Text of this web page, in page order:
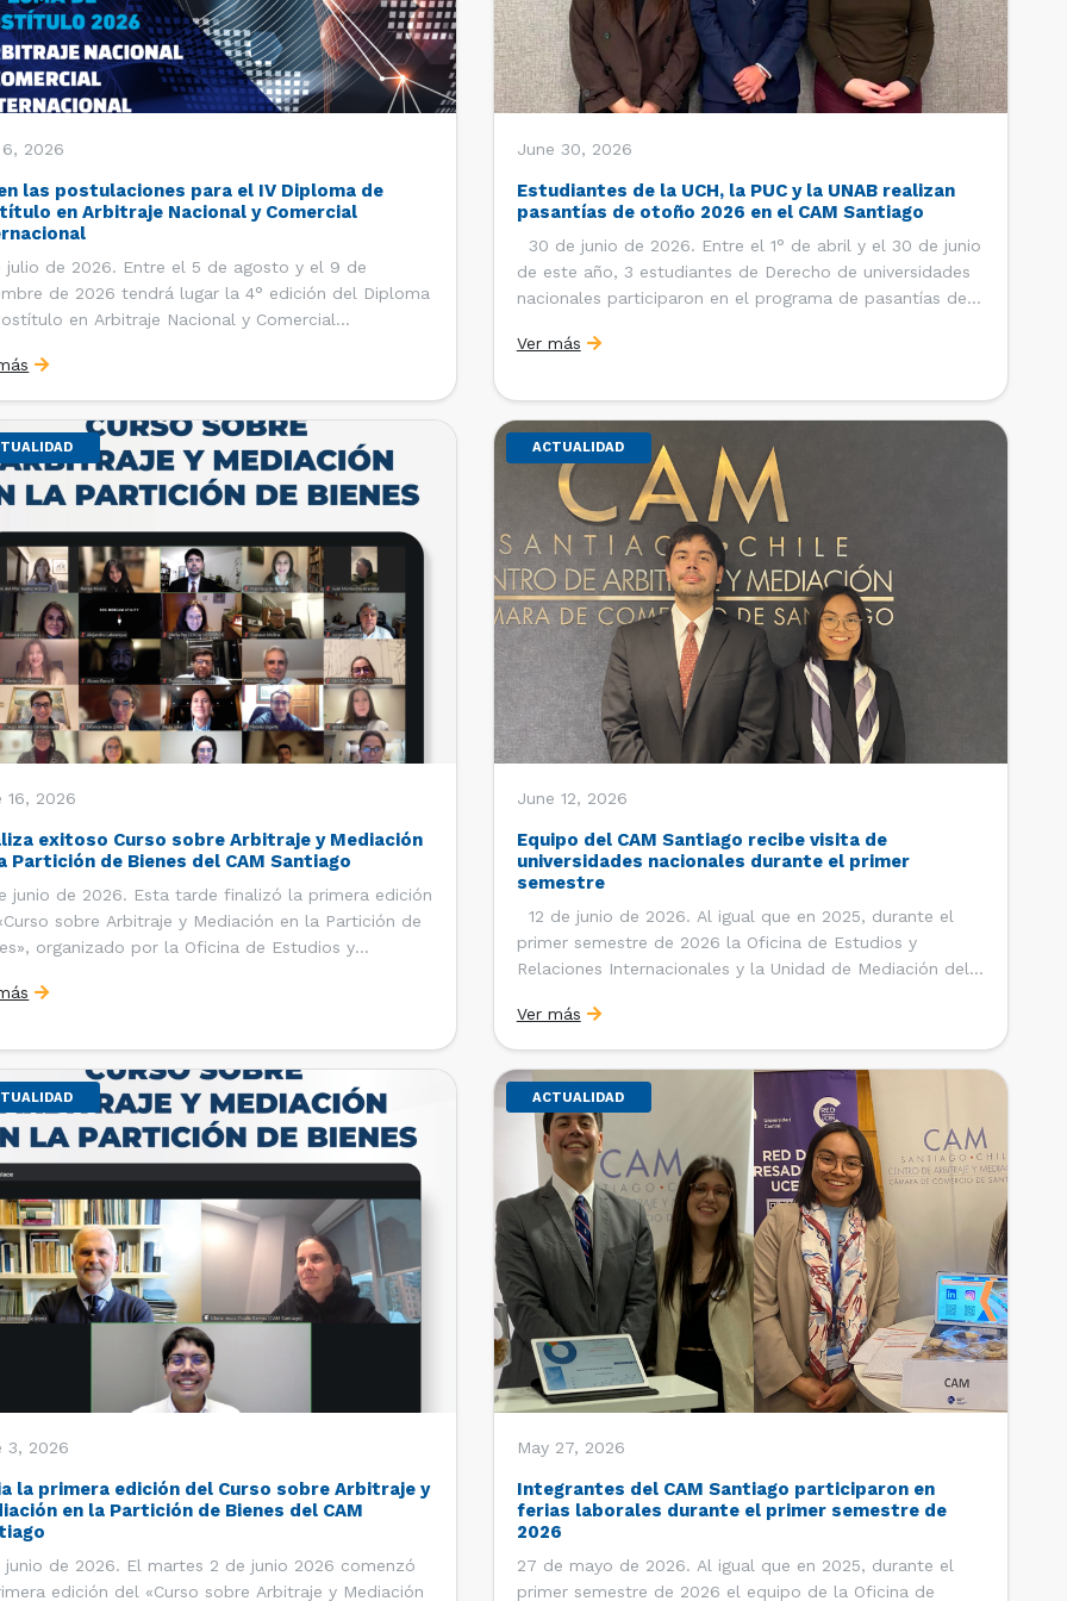
2026
las postulaciones para el IV Diploma de
en Arbitraje Nacional y Comercial
julio de 2026. Entre el 5 de agosto y el 9 de
de 2026 tendrá lugar la 4° edición del Diploma
en Arbitraje Nacional y Comercial
Internacional de la Facultad de Derecho de la
de Chile y […]
June 30, 2026
Estudiantes de la UCH, la PUC y la UNAB realizan
pasantías de otoño 2026 en el CAM Santiago
30 de junio de 2026. Entre el 1° de abril y el 30 de junio
de este año, 3 estudiantes de Derecho de universidades
nacionales participaron en el programa de pasantías del
Comercio de Santiago (CCS). Así, se realizaron […]
Ver más
16, 2026
exitoso Curso sobre Arbitraje y Mediación
Partición de Bienes del CAM Santiago
junio de 2026. Esta tarde finalizó la primera edición
sobre Arbitraje y Mediación en la Partición de
organizado por la Oficina de Estudios y
(CAM) de la Cámara de Comercio de Santiago
ACTUALIDAD
June 12, 2026
Equipo del CAM Santiago recibe visita de
universidades nacionales durante el primer
semestre
12 de junio de 2026. Al igual que en 2025, durante el
primer semestre de 2026 la Oficina de Estudios y
Relaciones Internacionales y la Unidad de Mediación del
Comercio de Santiago (CCS) han recibido la visita de
estudiantes de […]
Ver más
3, 2026
la primera edición del Curso sobre Arbitraje y
en la Partición de Bienes del CAM
junio de 2026. El martes 2 de junio 2026 comenzó
edición del «Curso sobre Arbitraje y Mediación
ACTUALIDAD
May 27, 2026
Integrantes del CAM Santiago participaron en
ferias laborales durante el primer semestre de
2026
27 de mayo de 2026. Al igual que en 2025, durante el
primer semestre de 2026 el equipo de la Oficina de